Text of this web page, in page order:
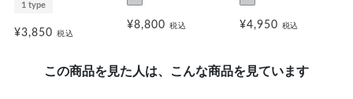
1 type
¥3,850税込
¥8,800 税込 ¥4,950 税込
この商品を見た人は、こんな商品を見ています